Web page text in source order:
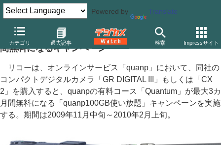
Powered by Translate
カテゴリ 過去記事 検索 Impressサイト
リコー、GR DIGITAL IIIなど購入で「quanp」が3カ月
間無料になるキャンペーン
リコーは、オンラインサービス「quanp」において、同社の
コンパクトデジタルカメラ「GR DIGITAL III」もしくは「CX
2」を購入すると、quanpの有料コース「Quantum」が最大3カ
月間無料になる「quanp100GB使い放題」キャンペーンを実施
する。期間は2009年11月中旬～2010年2月上旬。